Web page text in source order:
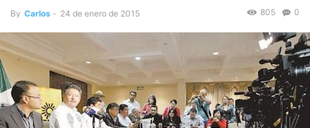
By Carlos - 24 de enero de 2015 0
805